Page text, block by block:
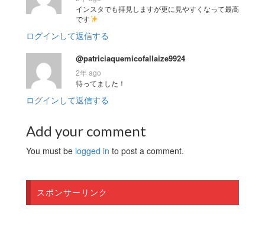
インスタでも拝見しますが更に見やすくなって最高
です
ログインして返信する
@patriciaquemicofallaize9924
2年 ago
待ってました！
ログインして返信する
Add your comment
You must be logged in to post a comment.
スポンサーリンク